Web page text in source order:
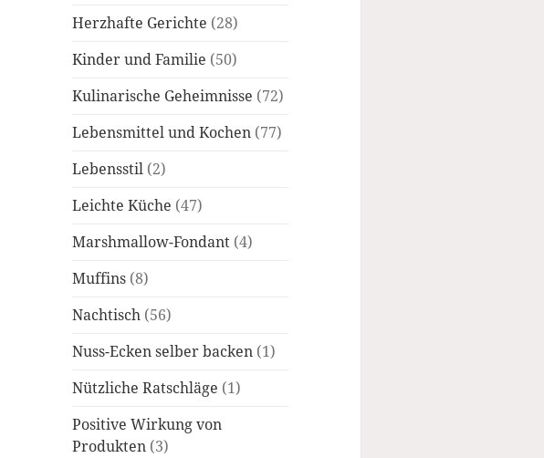
Herzhafte Gerichte (28)
Kinder und Familie (50)
Kulinarische Geheimnisse (72)
Lebensmittel und Kochen (77)
Lebensstil (2)
Leichte Küche (47)
Marshmallow-Fondant (4)
Muffins (8)
Nachtisch (56)
Nuss-Ecken selber backen (1)
Nützliche Ratschläge (1)
Positive Wirkung von
Produkten (3)